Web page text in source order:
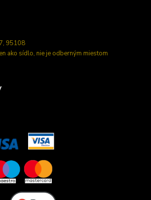
95108
ako sídlo, nie je odberným miestom